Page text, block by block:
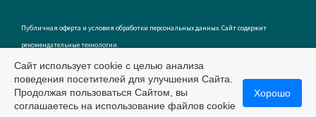
Публичная оферта и условия обработки персональных данных. Сайт содержит
рекомендательные технологии.
Россия
Сайт использует cookie с целью анализа
поведения посетителей для улучшения Сайта.
Продолжая пользоваться Сайтом, вы
соглашаетесь на использование файлов cookie
Хорошо